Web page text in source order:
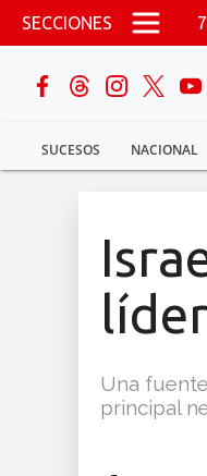
Pasar al contenido
SECCIONES
SUCESOS NACIONAL
buscar
Sucesos
Una
principal